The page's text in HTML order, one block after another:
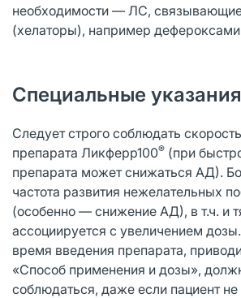
необходимости — ЛС,
(хелаторы), например
Специальные указания
Следует строго соблюдать
препарата Ликферр100® (при
препарата может снижаться АД).
частота развития нежелательных
(особенно — снижение АД), в т.ч. и
ассоциируется с увеличением
время введения препарата,
«Способ применения и дозы»,
соблюдаться, даже если пациент не